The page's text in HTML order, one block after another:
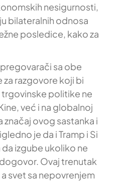
nesigurnosti,
bilateralnih odnosa
posledice, kako za
sa obe
za razgovore koji bi
politike ne
već i na globalnoj
značaj ovog sastanka i
je da i Tramp i Si
izgube ukoliko ne
Ovaj trenutak
svet sa nepovrenjem